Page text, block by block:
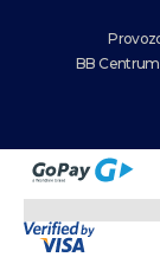
BB Centrum